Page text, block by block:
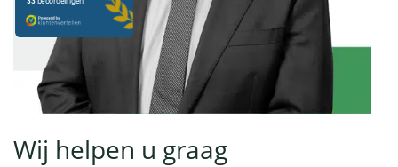
Wij helpen u graag